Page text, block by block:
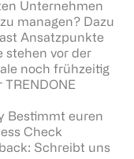
Unternehmen
managen? Dazu
Ansatzpunkte
stehen vor der
noch frühzeitig
Bestimmt euren
Check
Schreibt uns